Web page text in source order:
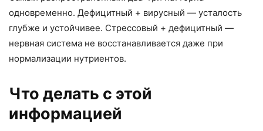
Я принимаюусловия использования*
Хочу получать новости испециальные
предложения
одновременно. Дефицитный + вирусный — усталость
глубже и устойчивее. Стрессовый + дефицитный —
нервная система не восстанавливается даже при
нормализации нутриентов.
Что делать с этой
информацией